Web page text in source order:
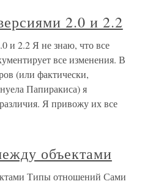
2.0 и 2.2
и 2.2 Я не знаю, что все
все изменения. В
(или фактически,
Папиракиса) я
Я привожу их все
объектами
Типы отношений Сами